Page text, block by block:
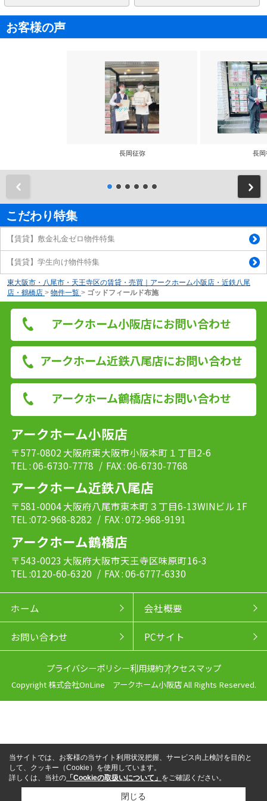
お客様の声
長岡征弥 長岡
こだわり特集
【賃貸】敷金礼金ゼロ物件特集
【賃貸】学生向け物件特集
東大阪市・八尾市・天王寺区の賃貸・売買｜アークホーム小阪店・近鉄八尾
店・鶴橋店 > 物件一覧 > ゴッドフィールド布施
アークホーム小阪店にお問い合わせ
アークホーム近鉄八尾店にお問い合わせ
アークホーム鶴橋店にお問い合わせ
アークホーム小阪店
〒577-0802 大阪府東大阪市小阪本町１丁目2-6
TEL : 06-6730-7778 / FAX : 06-6730-7768
アークホーム近鉄八尾店
〒581-0004 大阪府八尾市東本町３丁目6-13WINビル 1F
TEL :072-968-8282 / FAX : 072-968-9191
アークホーム鶴橋店
〒543-0023 大阪府大阪市天王寺区味原町16-3
TEL :0120-60-6320 / FAX : 06-6777-6330
ホーム 会社概要
お問い合わせ PCサイト
プライバシーポリシー利用規約アクセスマップ
Copyright 株式会社OnLine アークホーム小阪店 All Rights Reserved.
当サイトでは、お客様の当サイト利用状況把握、サービス向上検討を目的と
して、クッキー（Cookie）を使用しています。
詳しくは、当社の 「Cookieの取扱いについて」 をご確認ください。
閉じる